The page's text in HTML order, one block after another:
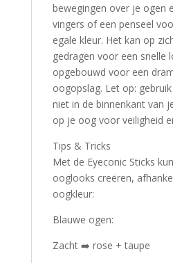
bewegingen over je ogen
vingers of een penseel
egale kleur. Het kan op
gedragen voor een snelle
opgebouwd voor een
oogopslag. Let op:
niet in de binnenkant van
op je oog voor veiligheid
Tips & Tricks
Met de Eyeconic Sticks
ooglooks creëren,
oogkleur:
Blauwe ogen:
Zacht ➡️ rose + taupe